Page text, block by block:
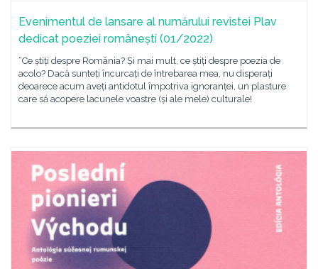
Evenimentul de lansare al numărului revistei Plav
dedicat poeziei românești (01/2022)
“Ce știți despre România? Și mai mult, ce știți despre poezia de
acolo? Dacă sunteți încurcați de întrebarea mea, nu disperați
deoarece acum aveți antidotul împotriva ignoranței, un plasture
care să acopere lacunele voastre (și ale mele) culturale!